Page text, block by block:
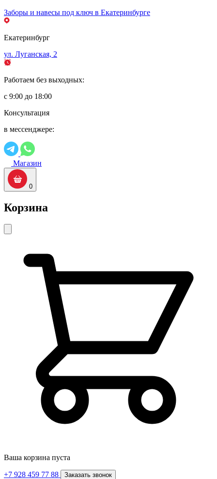
Заборы и навесы под ключ в Екатеринбурге
Екатеринбург
ул. Луганская, 2
Работаем без выходных:
с 9:00 до 18:00
Консультация
в мессенджере:
Магазин
0
Корзина
Ваша корзина пуста
+7 928 459 77 88 Заказать звонок